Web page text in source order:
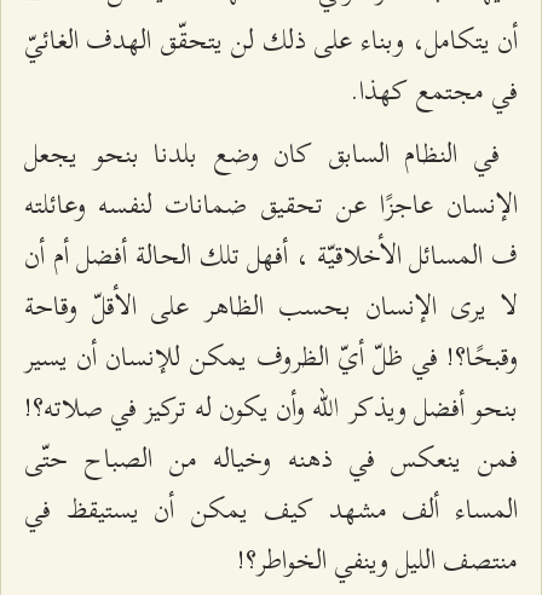
أن يتكامل، وبناء على ذلك لن يتحقّق الهدف الغائيّ
في مجتمع كهذا.
في النظام السابق كان وضع بلدنا بنحو يجعل
الإنسان عاجزًا عن تحقيق ضمانات لنفسه وعائلته
ف المسائل الأخلاقيّة ، أفهل تلك الحالة أفضل أم أن
لا يرى الإنسان بحسب الظاهر على الأقلّ وقاحة
وقبحًا؟! في ظلّ أيّ الظروف يمكن للإنسان أن يسير
بنحو أفضل ويذكر الله وأن يكون له تركيز في صلاته؟!
فمن ينعكس في ذهنه وخياله من الصباح حتّى
المساء ألف مشهد كيف يمكن أن يستيقظ في
منتصف الليل وينفي الخواطر؟!